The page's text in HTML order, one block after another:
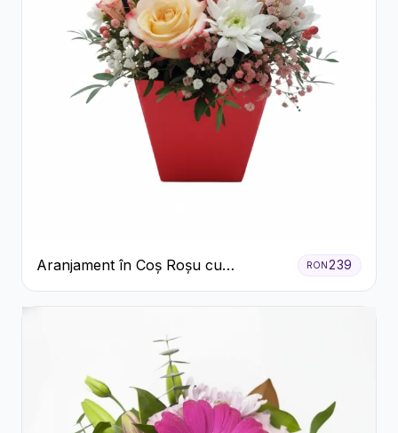
Aranjament în Coș Roșu cu
Trandafiri și Crizanteme Albe
RON239